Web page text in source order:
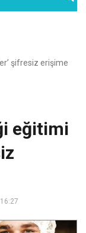
şifresiz erişime
eğitimi